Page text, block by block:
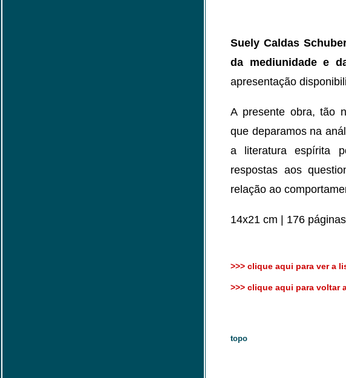
Suely Caldas
da mediunidade e
apresentação
A presente obra, tão
que deparamos na
a literatura espírita
respostas aos
relação ao
14x21 cm | 176 páginas
>>> clique aqui para ver a
>>> clique aqui para voltar
topo